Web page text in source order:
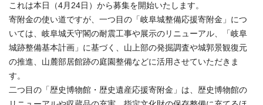
これは本日（4月24日）から募集を開始いたします。
寄附金の使い道ですが、一つ目の「岐阜城整備応援寄附金」につ
いては、岐阜城天守閣の耐震工事や展示のリニューアル、「岐阜
城跡整備基本計画」に基づく、山上部の発掘調査や城郭景観復元
の推進、山麓部居館跡の庭園整備などに活用させていただきま
す。
二つ目の「歴史博物館・歴史遺産応援寄附金」は、歴史博物館の